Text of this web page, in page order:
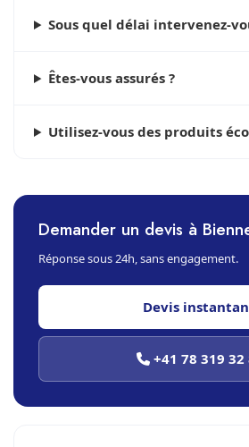
Sous quel délai intervenez-
Êtes-vous assurés ?
Utilisez-vous des produits
Demander un devis à
Réponse sous 24h, sans engagement.
Devis
+41 78 319 32